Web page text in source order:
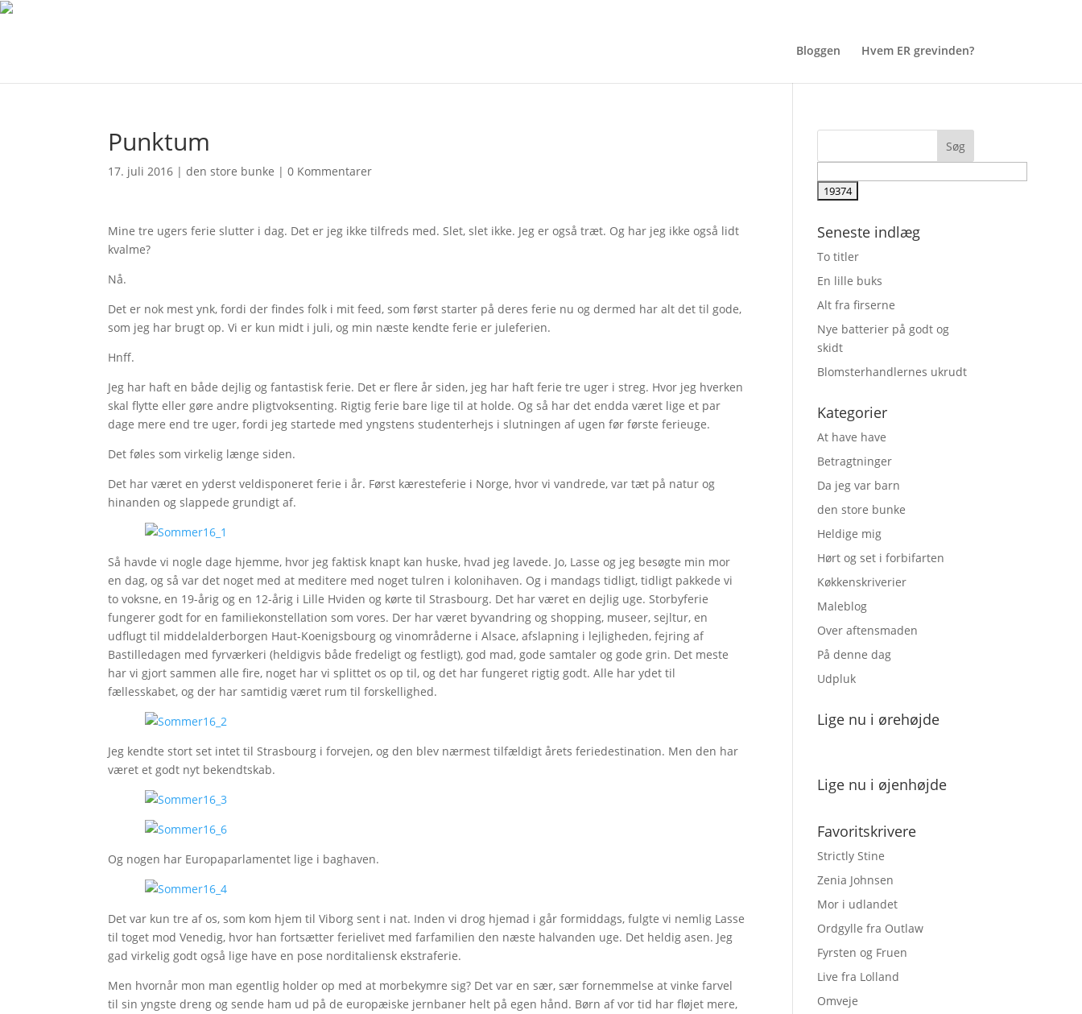
Bloggen Hvem ER grevinden?
Punktum
17. juli 2016 |den store bunke |0 Kommentarer
Mine tre ugers ferie slutter i dag. Det er jeg ikke tilfreds med. Slet, slet ikke. Jeg er også træt. Og har jeg ikke også lidt
kvalme?
Nå.
Det er nok mest ynk, fordi der findes folk i mit feed, som først starter på deres ferie nu og dermed har alt det til gode,
som jeg har brugt op. Vi er kun midt i juli, og min næste kendte ferie er juleferien.
Hnff.
Jeg har haft en både dejlig og fantastisk ferie. Det er flere år siden, jeg har haft ferie tre uger i streg. Hvor jeg hverken
skal flytte eller gøre andre pligtvoksenting. Rigtig ferie bare lige til at holde. Og så har det endda været lige et par
dage mere end tre uger, fordi jeg startede med yngstens studenterhejs i slutningen af ugen før første ferieuge.
Det føles som virkelig længe siden.
Det har været en yderst veldisponeret ferie i år. Først kæresteferie i Norge, hvor vi vandrede, var tæt på natur og
hinanden og slappede grundigt af.
Så havde vi nogle dage hjemme, hvor jeg faktisk knapt kan huske, hvad jeg lavede. Jo, Lasse og jeg besøgte min mor
en dag, og så var det noget med at meditere med noget tulren i kolonihaven. Og i mandags tidligt, tidligt pakkede vi
to voksne, en 19-årig og en 12-årig i Lille Hviden og kørte til Strasbourg. Det har været en dejlig uge. Storbyferie
fungerer godt for en familiekonstellation som vores. Der har været byvandring og shopping, museer, sejltur, en
udflugt til middelalderborgen Haut-Koenigsbourg og vinområderne i Alsace, afslapning i lejligheden, fejring af
Bastilledagen med fyrværkeri (heldigvis både fredeligt og festligt), god mad, gode samtaler og gode grin. Det meste
har vi gjort sammen alle fire, noget har vi splittet os op til, og det har fungeret rigtig godt. Alle har ydet til
fællesskabet, og der har samtidig været rum til forskellighed.
Jeg kendte stort set intet til Strasbourg i forvejen, og den blev nærmest tilfældigt årets feriedestination. Men den har
været et godt nyt bekendtskab.
Og nogen har Europaparlamentet lige i baghaven.
Det var kun tre af os, som kom hjem til Viborg sent i nat. Inden vi drog hjemad i går formiddags, fulgte vi nemlig Lasse
til toget mod Venedig, hvor han fortsætter ferielivet med farfamilien den næste halvanden uge. Det heldig asen. Jeg
gad virkelig godt også lige have en pose norditaliensk ekstraferie.
Men hvornår mon man egentlig holder op med at morbekymre sig? Det var en sær, sær fornemmelse at vinke farvel
til sin yngste dreng og sende ham ud på de europæiske jernbaner helt på egen hånd. Børn af vor tid har fløjet mere,
Seneste indlæg
To titler
En lille buks
Alt fra firserne
Nye batterier på godt og
skidt
Blomsterhandlernes ukrudt
Kategorier
At have have
Betragtninger
Da jeg var barn
den store bunke
Heldige mig
Hørt og set i forbifarten
Køkkenskriverier
Maleblog
Over aftensmaden
På denne dag
Udpluk
Lige nu i ørehøjde
Lige nu i øjenhøjde
Favoritskrivere
Strictly Stine
Zenia Johnsen
Mor i udlandet
Ordgylle fra Outlaw
Fyrsten og Fruen
Live fra Lolland
Omveje